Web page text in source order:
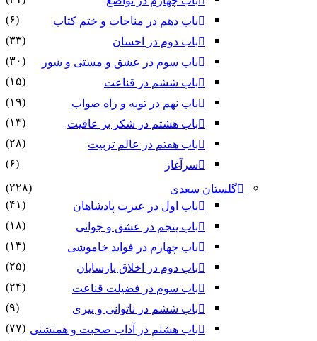
باب دهم در مناجات و ختم کتاب
(۶)
باب دوم در احسان
(۳۳)
باب سوم در عشق و مستی و شور
(۳۰)
باب ششم در قناعت
(۱۵)
باب نهم در توبه و راه صواب
(۱۹)
باب هشتم در شکر بر عافیت
(۱۳)
باب هفتم در عالم تربیت
(۲۸)
سرآغاز
(۶)
گلستان سعدی
(۲۲۸)
باب اول در عبرت پادشاهان
(۴۱)
باب پنجم در عشق و جوانى
(۱۸)
باب چهارم در فواید خاموشى
(۱۳)
باب دوم در اخلاق پارسایان
(۲۵)
باب سوم در فضیلت قناعت
(۲۴)
باب ششم در ناتوانى و پیرى
(۹)
باب هشتم در آداب صحبت و همنشنى (۷۷)